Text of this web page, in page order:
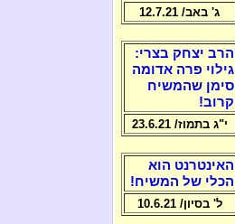
ג' באב/ 12.7.21
הרב יצחק בצרי:
גילוי פרה אדומה
סימן שהמשיח
קרוב!
י"ג בתמוז/ 23.6.21
האינטרנט הוא
הכלי של המשיח!
ל' בסיון/ 10.6.21